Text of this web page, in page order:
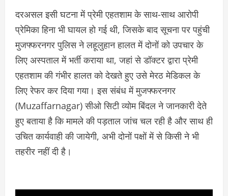
दरअसल इसी घटना में प्रेमी एहतशाम के साथ-साथ आरोपी
प्रेमिका हिना भी घायल हो गई थी, जिसके बाद सूचना पर पहुंची
मुजफ्फरनगर पुलिस ने लहूलुहान हालत में दोनों को उपचार के
लिए अस्पताल में भर्ती कराया था, जहां से डॉक्टर द्वारा प्रेमी
एहतशाम की गंभीर हालत को देखते हुए उसे मेरठ मेडिकल के
लिए रेफर कर दिया गया। इस संबंध में मुजफ्फरनगर
(Muzaffarnagar) सीओ सिटी व्योम बिंदल ने जानकारी देते
हुए बताया है कि मामले की पड़ताल जांच चल रही है और साथ ही
उचित कार्यवाही की जायेगी, अभी दोनों पक्षों में से किसी ने भी
तहरीर नहीं दी है।